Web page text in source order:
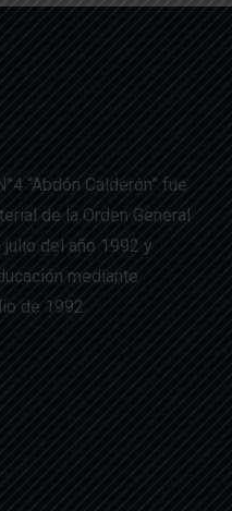
“Abdón Calderón” fue
de la Orden General
julio del año 1992 y
mediante
de 1992.